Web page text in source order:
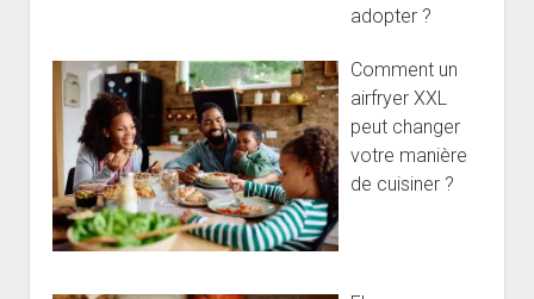
adopter ?
Comment un
airfryer XXL
peut changer
votre manière
de cuisiner ?